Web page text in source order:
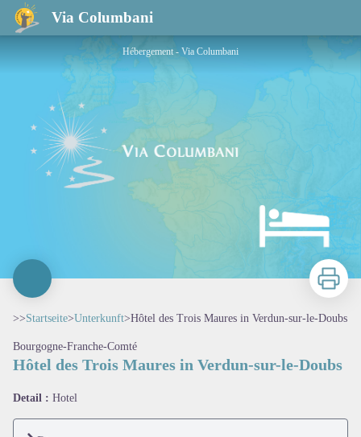
Via Columbani
Hôtel des Trois Maures in Verdun-sur-le-Doubs
Hébergement - Via Columbani
Zu
>>Startseite>Unterkunft>Hôtel des Trois Maures in Verdun-sur-le-Doubs
Bourgogne-Franche-Comté
Hôtel des Trois Maures in Verdun-sur-le-Doubs
Detail : Hotel